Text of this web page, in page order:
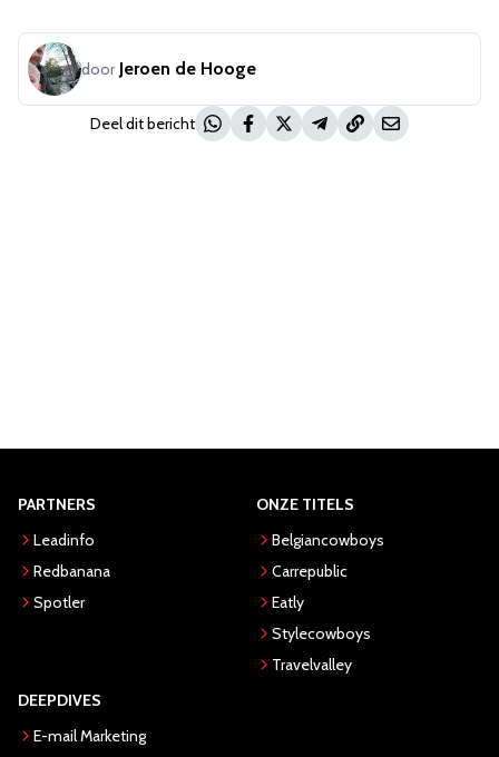
door Jeroen de Hooge
Deel dit bericht
PARTNERS
Leadinfo
Redbanana
Spotler
ONZE TITELS
Belgiancowboys
Carrepublic
Eatly
Stylecowboys
Travelvalley
DEEPDIVES
E-mail Marketing